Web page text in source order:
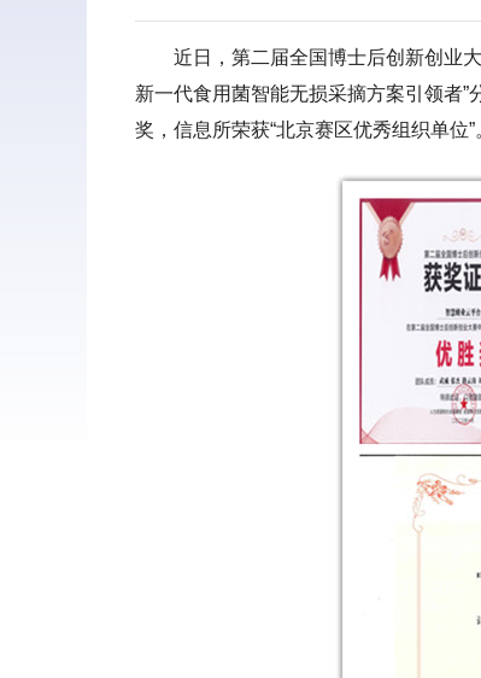
近日，第二届全国博士后创新创业
新一代食用菌智能无损采摘方案引领者
奖，信息所荣获“北京赛区优秀组织单位”